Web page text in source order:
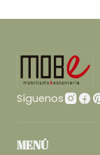
Síguenos
MENÚ